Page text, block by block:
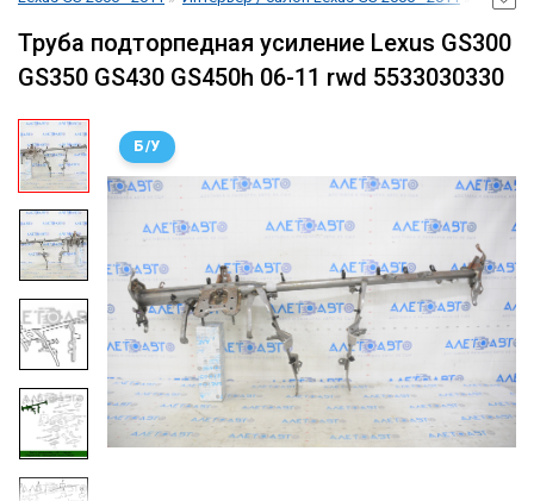
Труба подторпедная усиление Lexus GS300
GS350 GS430 GS450h 06-11 rwd 5533030330
Б/У